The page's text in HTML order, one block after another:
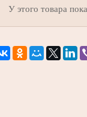
У этого товара